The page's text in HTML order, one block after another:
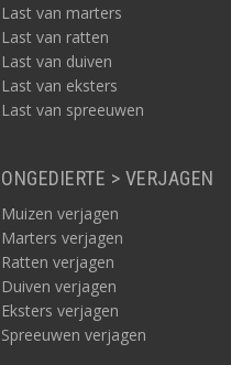
Last van marters
Last van ratten
Last van duiven
Last van eksters
Last van spreeuwen
ONGEDIERTE > VERJAGEN
Muizen verjagen
Marters verjagen
Ratten verjagen
Duiven verjagen
Eksters verjagen
Spreeuwen verjagen